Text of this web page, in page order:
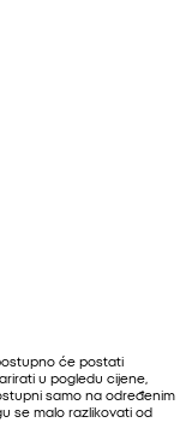
će postati
u pogledu cijene,
samo na određenim
se malo razlikovati od